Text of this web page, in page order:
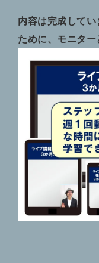
内容は完成して
ために、モニター